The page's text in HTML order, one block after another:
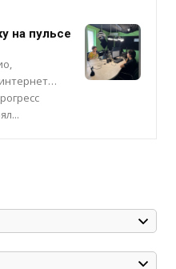
на пульсе